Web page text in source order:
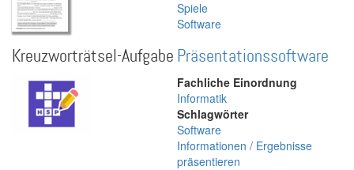
Spiele
Software
Kreuzworträtsel-Aufgabe Präsentationssoftware
Fachliche Einordnung
Informatik
Schlagwörter
Software
Informationen / Ergebnisse
präsentieren